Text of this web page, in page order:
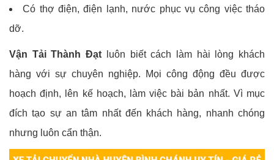
Có thợ điện, điện lạnh, nước phục vụ công việc tháo
dỡ.
Vận Tải Thành Đạt luôn biết cách làm hài lòng khách
hàng với sự chuyên nghiệp. Mọi công động đều được
hoạch định, lên kế hoạch, làm việc bài bản nhất. Vì mục
đích tạo sự an tâm nhất đến khách hàng, nhanh chóng
nhưng luôn cẩn thận.